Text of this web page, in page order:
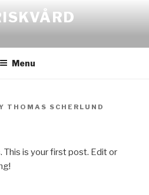
Menu
THOMAS SCHERLUND
is your first post. Edit or